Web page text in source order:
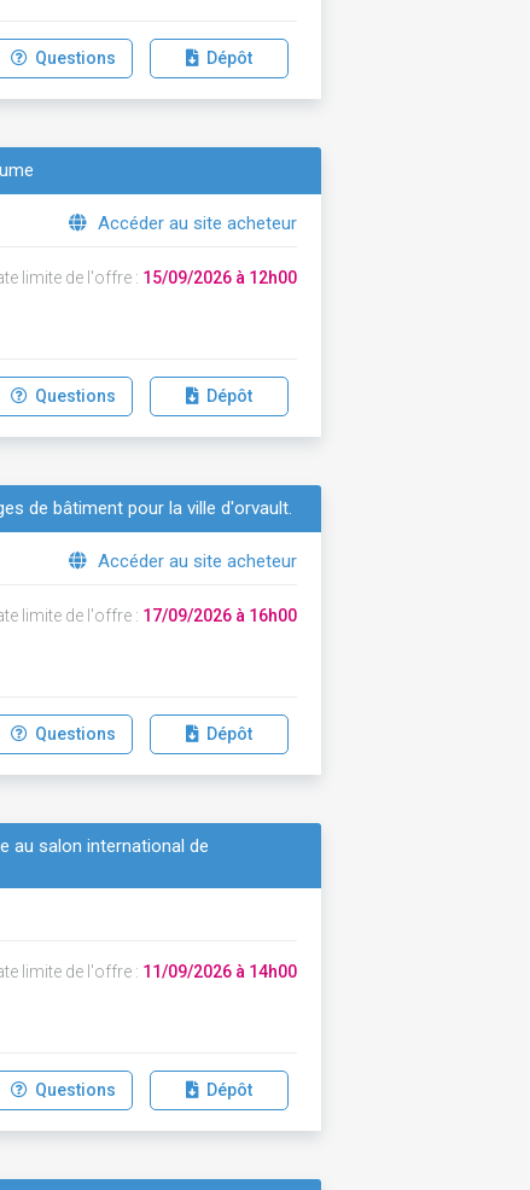
Questions Dépôt
Accéder au site acheteur
limite de l'offre : 15/09/2026 à 12h00
Questions Dépôt
de bâtiment pour la ville d'orvault.
Accéder au site acheteur
limite de l'offre : 17/09/2026 à 16h00
Questions Dépôt
au salon international de
limite de l'offre : 11/09/2026 à 14h00
Questions Dépôt